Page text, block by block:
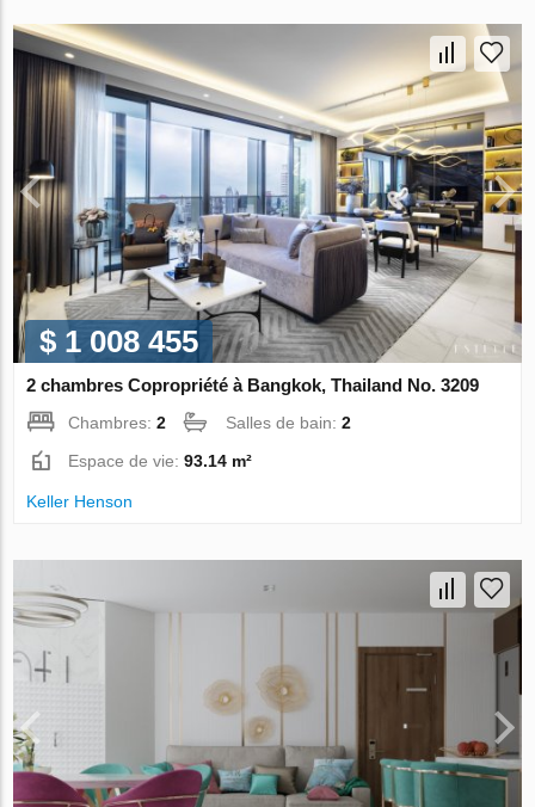
$ 1 008 455
2 chambres Copropriété à Bangkok, Thailand No. 3209
Chambres:2 Salles de bain:2
Espace de vie:93.14 m²
Keller Henson